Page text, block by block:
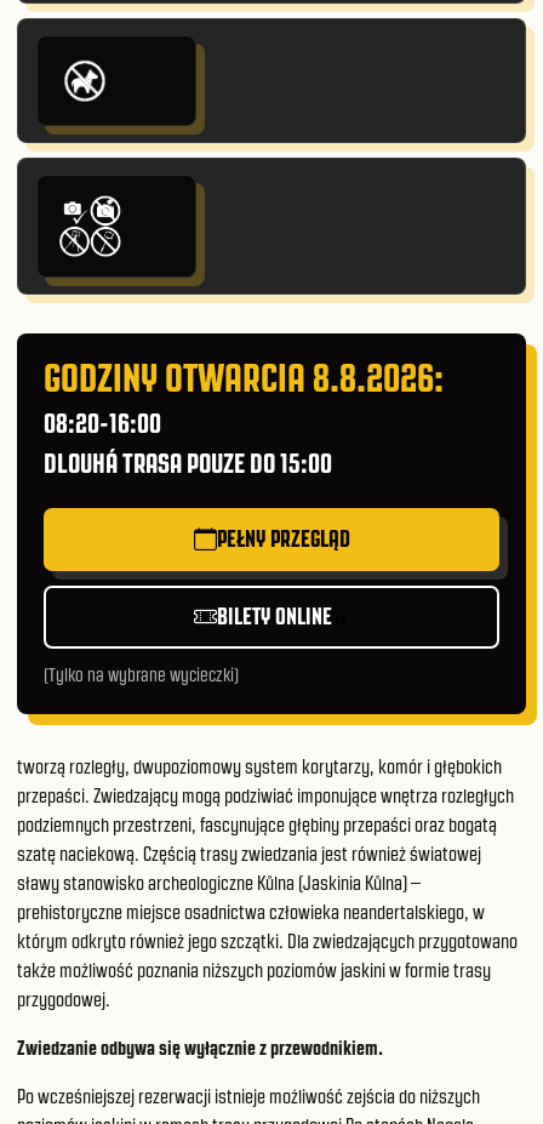
GODZINY OTWARCIA 8.8.2026:
08:20-16:00
DLOUHÁ TRASA POUZE DO 15:00
PEŁNY PRZEGLĄD
BILETY ONLINE
(Tylko na wybrane wycieczki)
tworzą rozległy, dwupoziomowy system korytarzy, komór i głębokich
przepaści. Zwiedzający mogą podziwiać imponujące wnętrza rozległych
podziemnych przestrzeni, fascynujące głębiny przepaści oraz bogatą
szatę naciekową. Częścią trasy zwiedzania jest również światowej
sławy stanowisko archeologiczne Kůlna (Jaskinia Kůlna) –
prehistoryczne miejsce osadnictwa człowieka neandertalskiego, w
którym odkryto również jego szczątki. Dla zwiedzających przygotowano
także możliwość poznania niższych poziomów jaskini w formie trasy
przygodowej.
Zwiedzanie odbywa się wyłącznie z przewodnikiem.
Po wcześniejszej rezerwacji istnieje możliwość zejścia do niższych